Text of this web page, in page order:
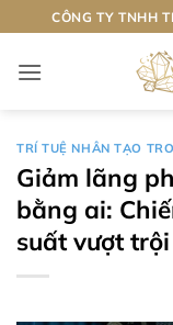
qua
nội
CÔNG TY TNHH
TRÍ TUỆ NHÂN TẠO
Giảm lãng
bằng ai:
suất vượt trội